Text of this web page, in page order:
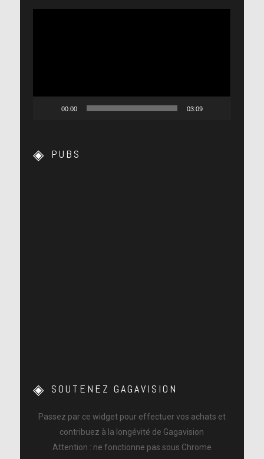
00:00 03:09
PUBS
SOUTENEZ GAGAVISION
Passez par ce widget pour effectuer vos achats et
contribuez à la longévité de Gagavision
Attention : ne fonctionne pas sous Chrome